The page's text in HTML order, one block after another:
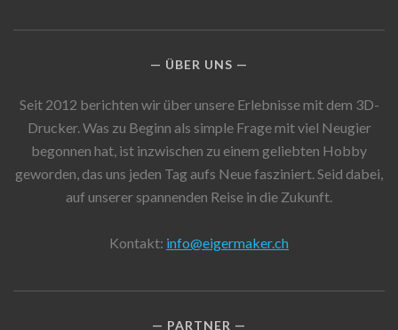
ÜBER UNS
Seit 2012 berichten wir über unsere Erlebnisse mit dem 3D-
Drucker. Was zu Beginn als simple Frage mit viel Neugier
begonnen hat, ist inzwischen zu einem geliebten Hobby
geworden, das uns jeden Tag aufs Neue fasziniert. Seid dabei,
auf unserer spannenden Reise in die Zukunft.
Kontakt: info@eigermaker.ch
PARTNER